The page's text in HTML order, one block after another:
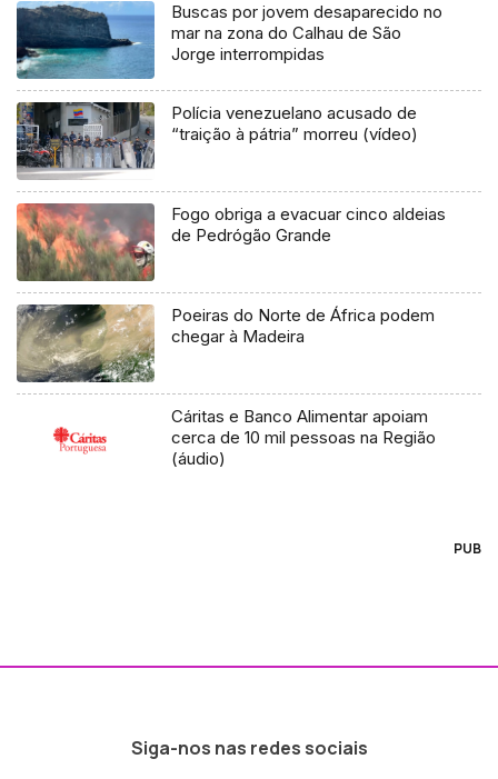
Buscas por jovem desaparecido no
mar na zona do Calhau de São
Jorge interrompidas
Polícia venezuelano acusado de
“traição à pátria” morreu (vídeo)
Fogo obriga a evacuar cinco aldeias
de Pedrógão Grande
Poeiras do Norte de África podem
chegar à Madeira
Cáritas e Banco Alimentar apoiam
cerca de 10 mil pessoas na Região
(áudio)
PUB
Siga-nos nas redes sociais